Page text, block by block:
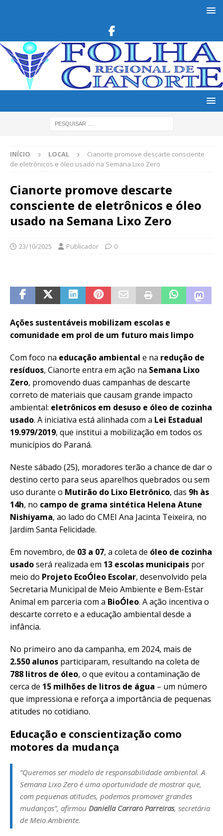
INÍCIO LOCAL
Cianorte promove descarte consciente
de eletrônicos e óleo usado na Semana Lixo Zero
Cianorte promove descarte
consciente de eletrônicos e óleo
usado na Semana Lixo Zero
23/10/2025 Publicador 0
Ações sustentáveis mobilizam escolas e
comunidade em prol de um futuro mais limpo
Com foco na educação ambiental e na redução de
resíduos, Cianorte entra em ação na Semana Lixo
Zero, promovendo duas campanhas de descarte
correto de materiais que causam grande impacto
ambiental: eletrônicos em desuso e óleo de cozinha
usado. A iniciativa está alinhada com a Lei Estadual
19.979/2019, que institui a mobilização em todos os
municípios do Paraná.
Neste sábado (25), moradores terão a chance de dar o
destino certo para seus aparelhos quebrados ou sem
uso durante o Mutirão do Lixo Eletrônico, das 9h às
14h, no campo de grama sintética Helena Atune
Nishiyama, ao lado do CMEI Ana Jacinta Teixeira, no
Jardim Santa Felicidade.
Em novembro, de 03 a 07, a coleta de óleo de cozinha
usadoserá realizada em 13 escolas municipais por
meio do Projeto EcoÓleo Escolar, desenvolvido pela
Secretaria Municipal de Meio Ambiente e Bem-Estar
Animal em parceria com a BioÓleo. A ação incentiva o
descarte correto e a educação ambiental desde a
infância.
No primeiro ano da campanha, em 2024, mais de
2.550 alunos participaram, resultando na coleta de
788 litros de óleo, o que evitou a contaminação de
cerca de 15 milhões de litros de água – um número
que impressiona e reforça a importância de pequenas
atitudes no cotidiano.
Educação e conscientização como
motores da mudança
“Queremos ser modelo de responsabilidade ambiental. A
Semana Lixo Zero é uma oportunidade de mostrar que,
com pequenas atitudes, podemos promover grandes
mudanças”, afirmou Daniella Carraro Parreiras, secretária
de Meio Ambiente.